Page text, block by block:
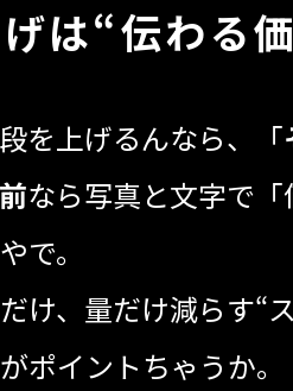
は“伝わる
を上げるんなら、「
なら写真と文字で
で。
け、量だけ減らす“
ポイントちゃうか。